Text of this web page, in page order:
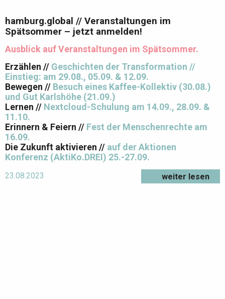
hamburg.global // Veranstaltungen im
Spätsommer – jetzt anmelden!
Ausblick auf Veranstaltungen im Spätsommer.
Erzählen // Geschichten der Transformation //
Einstieg: am 29.08., 05.09. & 12.09.
Bewegen // Besuch eines Kaffee-Kollektiv (30.08.)
und Gut Karlshöhe (21.09.)
Lernen // Nextcloud-Schulung am 14.09., 28.09. &
11.10.
Erinnern & Feiern // Fest der Menschenrechte am
16.09.
Die Zukunft aktivieren // auf der Aktionen
Konferenz (AktiKo.DREI) 25.-27.09.
23.08.2023 weiter lesen